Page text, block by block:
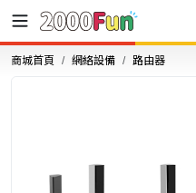
商城首頁 網絡設備 路由器